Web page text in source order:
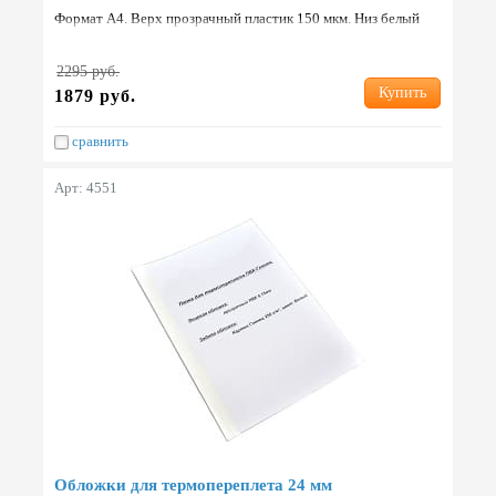
Формат А4. Верх прозрачный пластик 150 мкм. Низ белый
2295 руб.
1879 руб. Купить
сравнить
Арт: 4551
Обложки для термопереплета 24 мм